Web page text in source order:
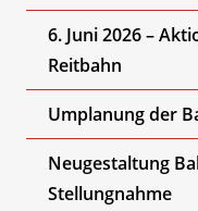
6. Juni 2026 –
Reitbahn
Umplanung der
Neugestaltung
Stellungnahme